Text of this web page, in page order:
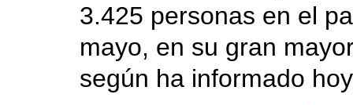
3.425 personas en el
mayo, en su gran
según ha informado